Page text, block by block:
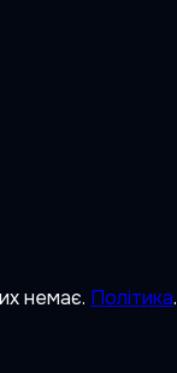
немає. Політика.